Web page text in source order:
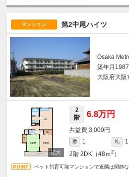
マンション 第2中尾ハイツ
Osaka
築年月
大阪府大阪
2
階
6.8万円
3,000円
敷 1 礼
1
2階 2DK（48ｍ2 ）
ペット飼育可能マンションで近隣は閑静